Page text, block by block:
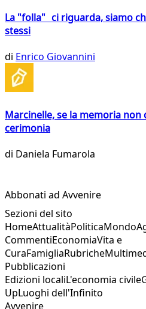
La "folla" ci riguarda, siamo
stessi
di Enrico Giovannini
Marcinelle, se la memoria non
cerimonia
di Daniela Fumarola
Abbonati ad Avvenire
Sezioni del sito
HomeAttualitàPoliticaMondo
CommentiEconomiaVita e
CuraFamigliaRubriche
Pubblicazioni
Edizioni localiL'economia civile
UpLuoghi dell'Infinito
Avvenire